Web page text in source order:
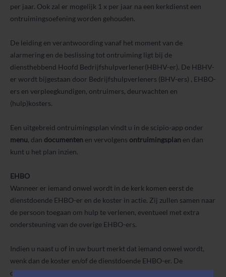
per jaar. Ook zal er mogelijk 1 x per jaar na een kerkdienst een
ontruimingsoefening worden gehouden.
De leiding en verantwoording vanaf het moment van de
alarmering en de beslissing tot ontruiming ligt bij de
diensthebbend Hoofd Bedrijfshulpverlener(HBHV-er). De HBHV-
er wordt bijgestaan door Bedrijfshulpverleners (BHV-ers) , EHBO-
ers en verpleegkundigen, ontruimers, deurwachten en
(hulp)kosters.
Een uitgebreid ontruimingsplan vindt u in de scipio-app onder
menu, dan documenten en vervolgens ontruimingsplan en dan
kunt u het plan inzien.
EHBO
Wanneer er iemand onwel wordt in de kerk komen eerst de
dienstdoende EHBO-er en de koster in actie. Zij zullen samen naar
de persoon toegaan om hulp te verlenen, eventueel met extra
ondersteuning van de overige EHBO-ers.
Indien u naast u of in uw buurt merkt dat iemand onwel wordt,
wenk dan de koster en/of de dienstdoende EHBO-er. De
dienstdoende EHBO-er heeft de leiding totdat, indien